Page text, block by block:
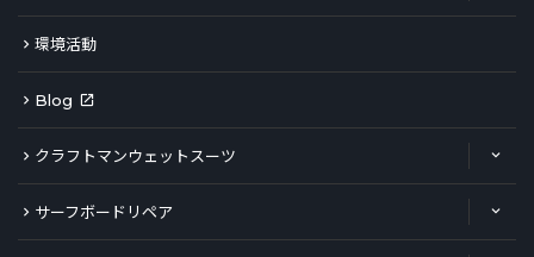
環境活動
Blog
クラフトマンウェットスーツ
サーフボードリペア